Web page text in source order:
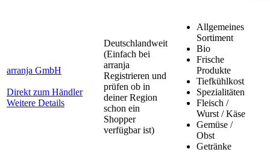
arranja GmbH
Direkt zum Händler
Weitere Details
Deutschlandweit
(Einfach bei
arranja
Registrieren und
prüfen ob in
deiner Region
schon ein
Shopper
verfügbar ist)
Allgemeines
Sortiment
Bio
Frische
Produkte
Tiefkühlkost
Spezialitäten
Fleisch /
Wurst / Käse
Gemüse /
Obst
Getränke